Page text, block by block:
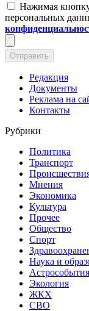
Нажимая
персональных
Отправить
Редакция
Документы
Реклама на
Контакты
Рубрики
Политика
Транспорт
Мнения
Экономика
Культура
Прочее
Общество
Спорт
Наука и
Астрособытия
Экология
ЖКХ
СВО